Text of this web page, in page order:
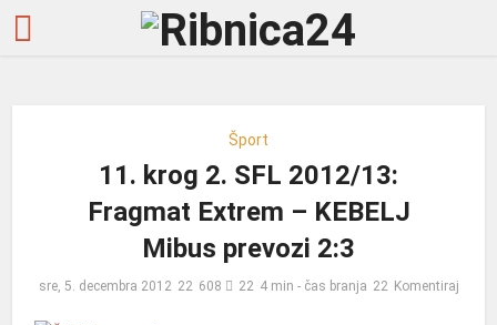
Šport
11. krog 2. SFL 2012/13:
Fragmat Extrem – KEBELJ
Mibus prevozi 2:3
sre, 5. decembra 2012 608 4 min - čas branja Komentiraj